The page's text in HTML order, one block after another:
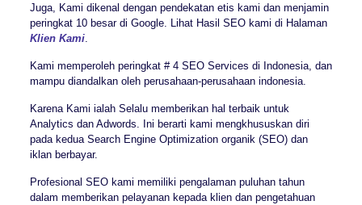
Juga, Kami dikenal dengan pendekatan etis kami dan menjamin
peringkat 10 besar di Google. Lihat Hasil SEO kami di Halaman
Klien Kami.
Kami memperoleh peringkat # 4 SEO Services di Indonesia, dan
mampu diandalkan oleh perusahaan-perusahaan indonesia.
Karena Kami ialah Selalu memberikan hal terbaik untuk
Analytics dan Adwords. Ini berarti kami mengkhususkan diri
pada kedua Search Engine Optimization organik (SEO) dan
iklan berbayar.
Profesional SEO kami memiliki pengalaman puluhan tahun
dalam memberikan pelayanan kepada klien dan pengetahuan